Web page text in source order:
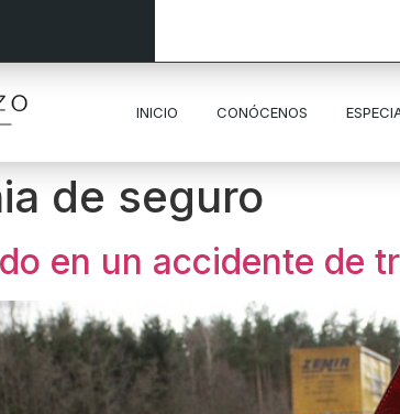
INICIO CONÓCENOS
de seguro
en un accidente de